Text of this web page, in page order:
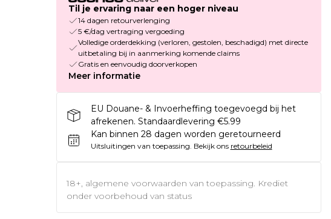
Til je ervaring naar een hoger niveau
14 dagen retourverlenging
5 €/dag vertraging vergoeding
Volledige orderdekking (verloren, gestolen, beschadigd) met directe
uitbetaling bij in aanmerking komende claims
Gratis en eenvoudig doorverkopen
Meer informatie
EU Douane- & Invoerheffing toegevoegd bij het
afrekenen. Standaardlevering €5.99
Kan binnen 28 dagen worden geretourneerd
Uitsluitingen van toepassing. Bekijk ons retourbeleid
18+, algemene voorwaarden van toepassing. Krediet
onder voorbehoud van status